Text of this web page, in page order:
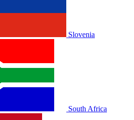
Slovenia
South Africa